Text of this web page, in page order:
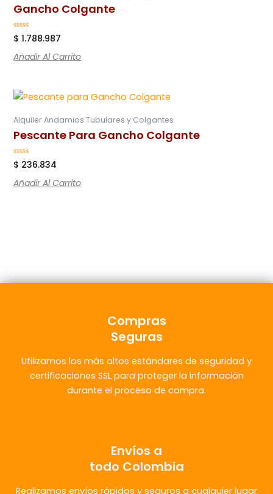
Gancho Colgante
Valorado
en
de
$ 1.788.987
Añadir Al Carrito
Alquiler Andamios Tubulares y Colgantes
Pescante Para Gancho Colgante
Valorado
en
de
$ 236.834
Añadir Al Carrito
Compras
Seguras
Utilizamos los más altos estándares de seguridad y
certificaciones SSL para proteger la información
durante el proceso de compra.
Envíos a
todo Colombia
Realizamos envíos rápidos y seguros a cualquier lugar